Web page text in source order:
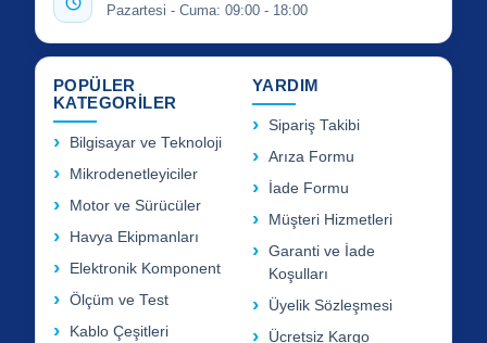
Pazartesi - Cuma: 09:00 - 18:00
POPÜLER
KATEGORİLER
Bilgisayar ve Teknoloji
Mikrodenetleyiciler
Motor ve Sürücüler
Havya Ekipmanları
Elektronik Komponent
Ölçüm ve Test
Kablo Çeşitleri
YARDIM
Sipariş Takibi
Arıza Formu
İade Formu
Müşteri Hizmetleri
Garanti ve İade
Koşulları
Üyelik Sözleşmesi
Ücretsiz Kargo